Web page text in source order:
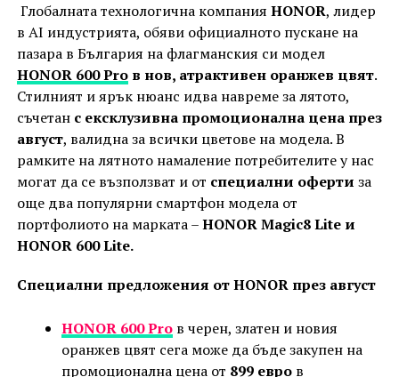
Глобалната технологична компания HONOR, лидер
в AI индустрията, обяви официалното пускане на
пазара в България на флагманския си модел
HONOR 600 Proв нов, атрактивен оранжев цвят.
Стилният и ярък нюанс идва навреме за лятото,
съчетан с ексклузивна промоционална цена през
август, валидна за всички цветове на модела. В
рамките на лятното намаление потребителите у нас
могат да се възползват и от специални оферти за
още два популярни смартфон модела от
портфолиото на марката –HONOR Magic8 Lite и
HONOR 600 Lite.
Специални предложения от HONOR през август
HONOR 600 Proв черен, златен и новия
оранжев цвят сега може да бъде закупен на
промоционална цена от 899 евров